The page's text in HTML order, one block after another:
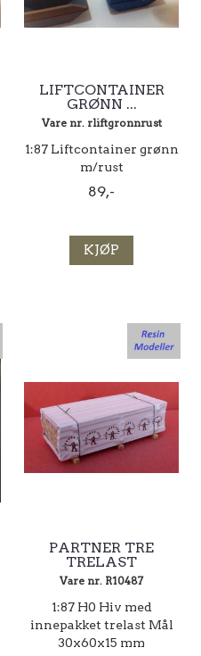
LIFTCONTAINER
GRØNN ...
Vare nr. rliftgronnrust
1:87 Liftcontainer grønn
m/rust
89,-
KJØP
PARTNER TRE
TRELAST
Vare nr. R10487
1:87 H0 Hiv med
innepakket trelast Mål
30x60x15 mm